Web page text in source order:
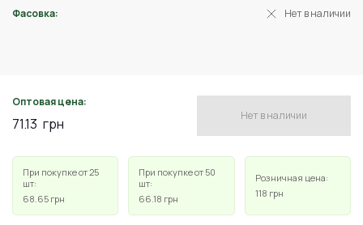
Фасовка: Нет в наличии
Оптовая цена:
71.13 грн Нет в наличии
При покупке от 25
шт:
68.65 грн
При покупке от 50
шт:
66.18 грн
Розничная цена:
118 грн